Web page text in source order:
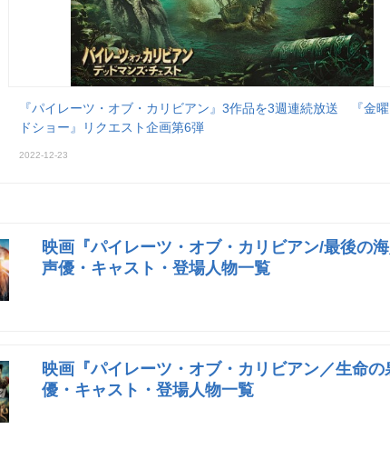
『パイレーツ・オブ・カリビアン』3作品を3週連続放送 『金
ドショー』リクエスト企画第6弾
2022-12-23
映画『パイレーツ・オブ・カリビアン/最後の
声優・キャスト・登場人物一覧
映画『パイレーツ・オブ・カリビアン／生命
優・キャスト・登場人物一覧